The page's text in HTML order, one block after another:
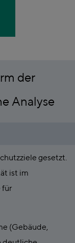
der
Analyse
gesetzt.
ist im
für
(Gebäude,